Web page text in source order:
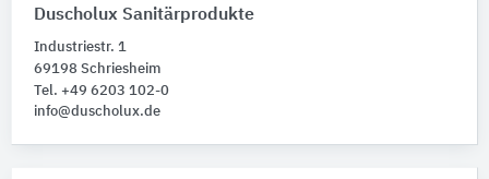
Duscholux Sanitärprodukte
Industriestr. 1
69198 Schriesheim
Tel. +49 6203 102-0
info@duscholux.de